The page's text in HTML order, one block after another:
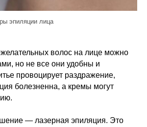
эпиляции лица
волос на лице можно
но не все они удобны и
провоцирует раздражение,
болезненна, а кремы могут
— лазерная эпиляция. Это